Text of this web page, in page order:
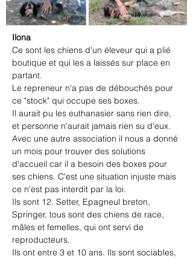
Ilona
Ce sont les chiens d'un éleveur qui a plié
boutique et qui les a laissés sur place en
partant.
Le repreneur n'a pas de débouchés pour
ce "stock" qui occupe ses boxes.
Il aurait pu les euthanasier sans rien dire,
et personne n'aurait jamais rien su d'eux.
Avec une autre association il nous a donné
un mois pour trouver des solutions
d'accueil car il a besoin des boxes pour
ses chiens. C'est une situation injuste mais
ce n'est pas interdit par la loi.
Ils sont 12. Setter, Epagneul breton,
Springer, tous sont des chiens de race,
mâles et femelles, qui ont servi de
reproducteurs.
Ils ont entre 3 et 10 ans. Ils sont sociables,